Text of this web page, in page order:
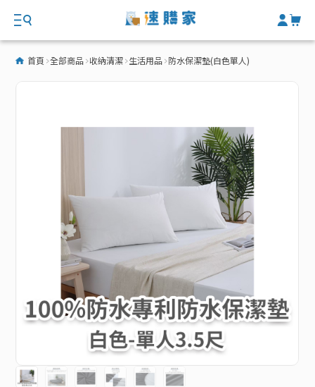
首頁 全部商品 收納清潔 生活用品 防水保潔墊(白色單人)